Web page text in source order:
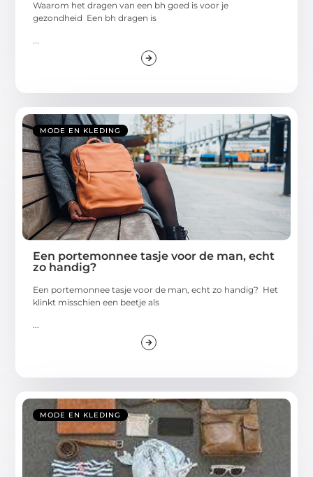
Waarom het dragen van een bh goed is voor je
gezondheid Een bh dragen is
...
MODE EN KLEDING
Een portemonnee tasje voor de man, echt
zo handig?
Een portemonnee tasje voor de man, echt zo handig? Het
klinkt misschien een beetje als
...
MODE EN KLEDING